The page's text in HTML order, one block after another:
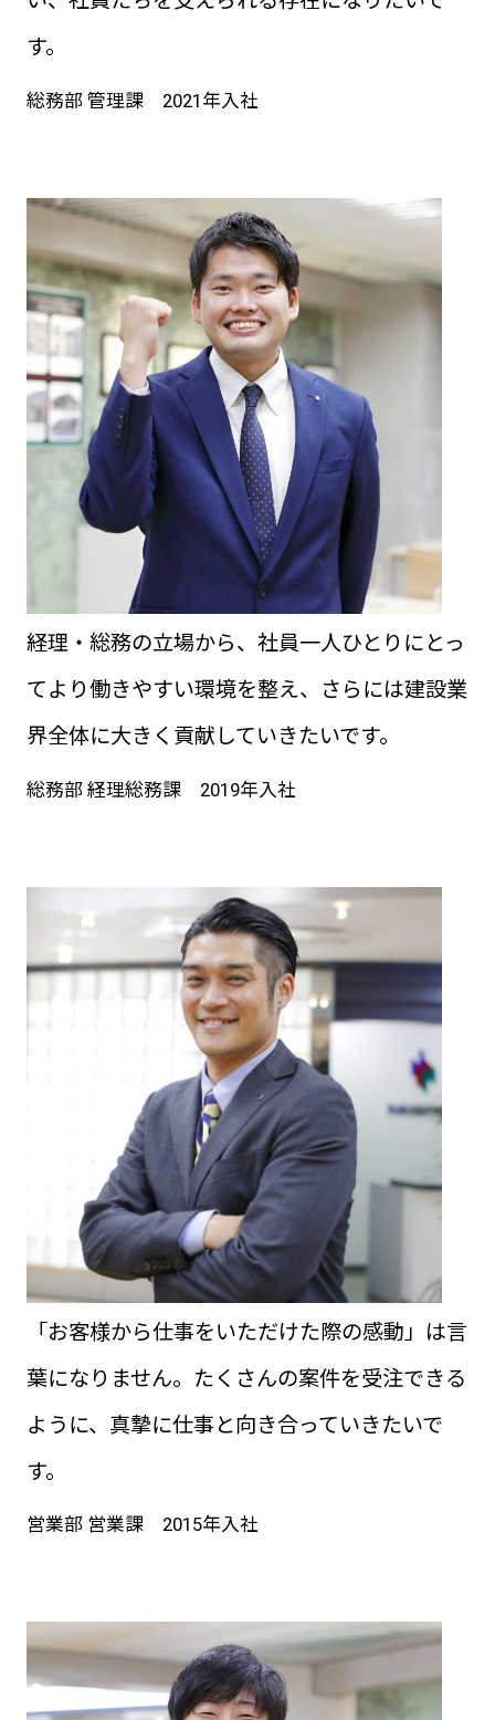
す。
総務部 管理課 2021年入社
経理・総務の立場から、社員一人ひとりにとっ
てより働きやすい環境を整え、さらには建設業
界全体に大きく貢献していきたいです。
総務部 経理総務課 2019年入社
「お客様から仕事をいただけた際の感動」は言
葉になりません。たくさんの案件を受注できる
ように、真摯に仕事と向き合っていきたいで
す。
営業部 営業課 2015年入社